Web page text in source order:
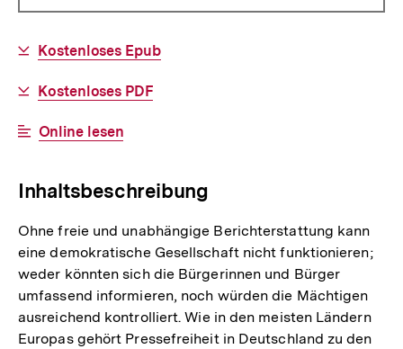
NICHT
Download-
Kostenloses Epub
Download-
Kostenloses PDF
Interner
Online lesen
Inhaltsbeschreibung
Ohne freie und unabhängige Berichterstattung kann
eine demokratische Gesellschaft nicht funktionieren;
weder könnten sich die Bürgerinnen und Bürger
umfassend informieren, noch würden die Mächtigen
ausreichend kontrolliert. Wie in den meisten Ländern
Europas gehört Pressefreiheit in Deutschland zu den